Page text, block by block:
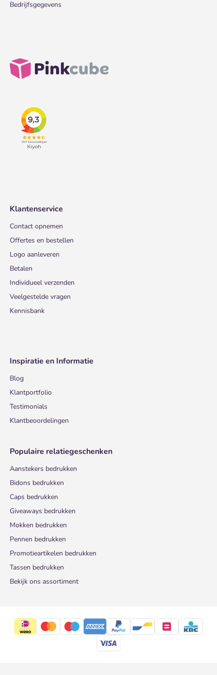
Bedrijfsgegevens
Klantenservice
Contact opnemen
Offertes en bestellen
Logo aanleveren
Betalen
Individueel verzenden
Veelgestelde vragen
Kennisbank
Inspiratie en Informatie
Blog
Klantportfolio
Testimonials
Klantbeoordelingen
Populaire relatiegeschenken
Aanstekers bedrukken
Bidons bedrukken
Caps bedrukken
Giveaways bedrukken
Mokken bedrukken
Pennen bedrukken
Promotieartikelen bedrukken
Tassen bedrukken
Bekijk ons assortiment